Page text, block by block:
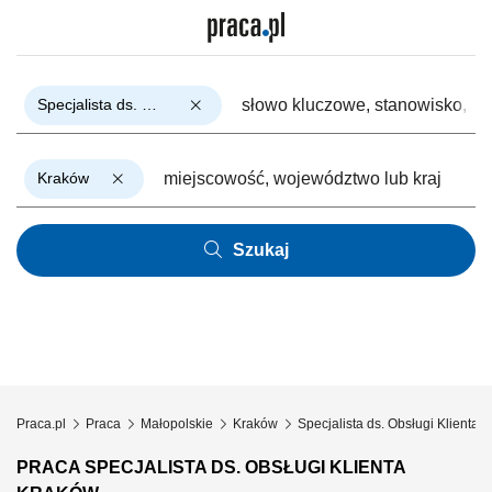
Kraków
Szukaj
Praca.pl Praca Małopolskie Kraków Specjalista ds. Obsługi Klienta
PRACA SPECJALISTA DS. OBSŁUGI KLIENTA